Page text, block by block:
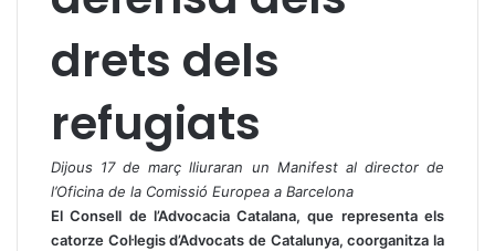
drets dels
refugiats
Dijous 17 de març lliuraran un Manifest al director de
l’Oficina de la Comissió Europea a Barcelona
El Consell de l’Advocacia Catalana, que representa els
catorze Col·legis d’Advocats de Catalunya, coorganitza la